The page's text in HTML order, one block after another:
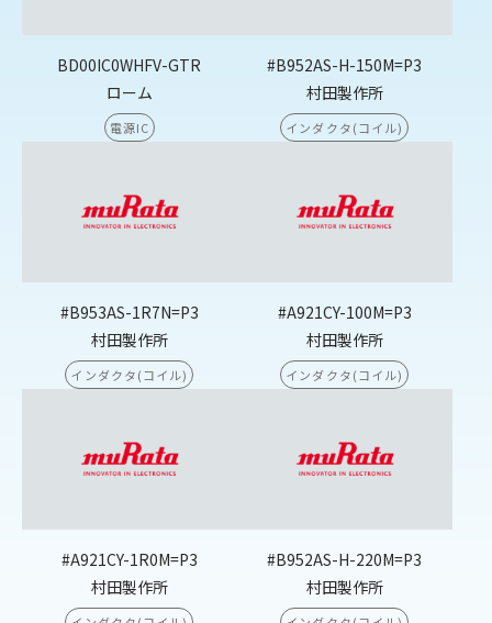
BD00IC0WHFV-GTR
ローム
電源IC
#B952AS-H-150M=P3
村田製作所
インダクタ(コイル)
#B953AS-1R7N=P3
村田製作所
インダクタ(コイル)
#A921CY-100M=P3
村田製作所
インダクタ(コイル)
#A921CY-1R0M=P3
村田製作所
#B952AS-H-220M=P3
村田製作所